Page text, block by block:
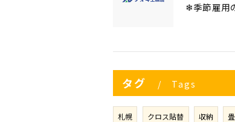
タグ Tags
札幌 クロス貼替 収納 畳